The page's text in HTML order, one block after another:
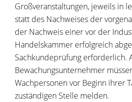
Großveranstaltungen, jeweils in
statt des Nachweises der
der Nachweis einer vor der
Handelskammer erfolgreich
Sachkundeprüfung erforderlich.
Bewachungsunternehmer
Wachpersonen vor Beginn ihrer
zuständigen Stelle melden.